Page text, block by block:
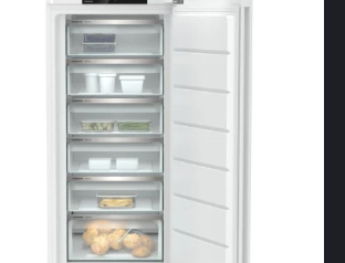
arzătorul wok
arzătorului wok. Acesta
pentru prepararea rapidă a
asiatice. Deveniţi un adevărat